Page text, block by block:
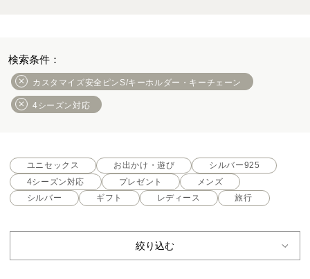
カスタマイズ安全ピンS/キーホルダー・キーチェーン
4シーズン対応
ユニセックス お出かけ・遊び
シルバー925
4シーズン対応
プレゼント
メンズ
シルバー
ギフト レディース 旅行
絞り込む